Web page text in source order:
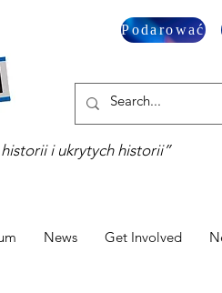
Podarować
i ukrytych historii”
News Get Involved